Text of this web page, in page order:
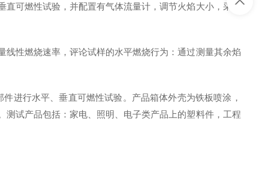
可燃性试验，并配置有气体流量计，调节火焰大小，采用
性燃烧速率，评论试样的水平燃烧行为：通过测量其余焰
行水平、垂直可燃性试验。产品箱体外壳为铁板喷涂，
试产品包括：家电、照明、电子类产品上的塑料件，工程